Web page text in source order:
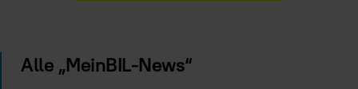
Alle „MeinBIL-News“